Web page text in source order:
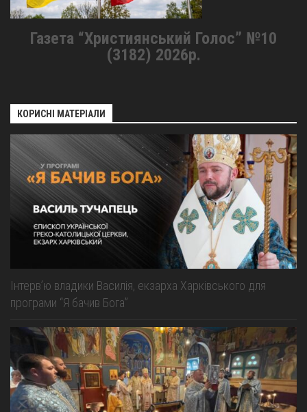
Газета “Християнський Голос” №10
(3182) 2026р.
КОРИСНІ МАТЕРІАЛИ
Інтерв’ю владики Василія, екзарха Харківського для
програми “Я бачив Бога”